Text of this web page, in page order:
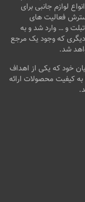
۹۸ با هدف ارائه انواع لوازم جانبی برای
فعالیت های
و … وارد شد و به
دیگری که وجود یک مرجع
شد.
خود که یکی از اهداف
کیفیت محصولات ارائه